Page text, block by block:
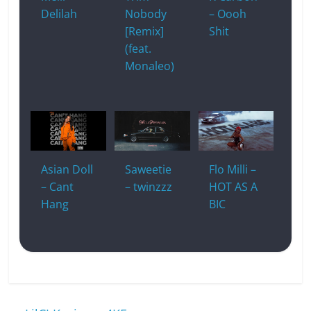
Delilah
Nobody
[Remix]
(feat.
Monaleo)
– Oooh
Shit
Asian Doll
– Cant
Hang
Saweetie
– twinzzz
Flo Milli –
HOT AS A
BIC